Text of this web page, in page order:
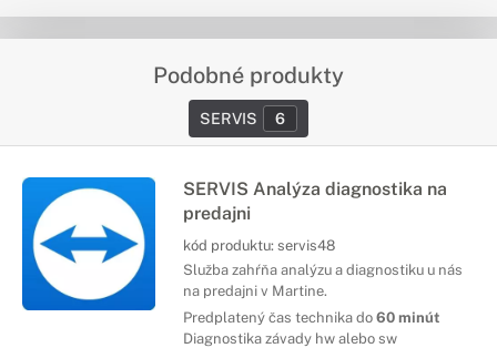
Podobné produkty
SERVIS 6
SERVIS Analýza diagnostika na
predajni
kód produktu: servis48
Služba zahŕňa analýzu a diagnostiku u nás
na predajni v Martine.
Predplatený čas technika do 60 minút
Diagnostika závady hw alebo sw